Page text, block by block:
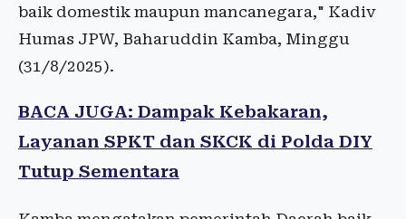
baik domestik maupun mancanegara," Kadiv
Humas JPW, Baharuddin Kamba, Minggu
(31/8/2025).
BACA JUGA: Dampak Kebakaran,
Layanan SPKT dan SKCK di Polda DIY
Tutup Sementara